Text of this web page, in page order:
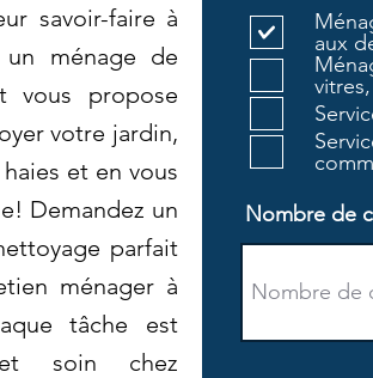
savoir-faire à
ménage de
vous propose
votre jardin,
et en vous
Demandez un
parfait
ménager à
tâche est
soin chez
aux
Nombre de